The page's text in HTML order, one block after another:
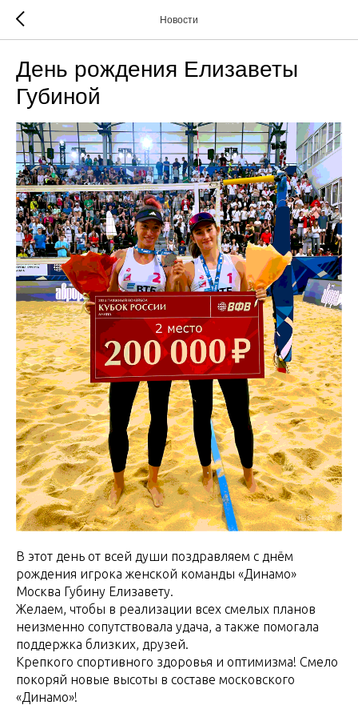
Новости
День рождения Елизаветы
Губиной
В этот день от всей души поздравляем с днём
рождения игрока женской команды «Динамо»
Москва Губину Елизавету.
Желаем, чтобы в реализации всех смелых планов
неизменно сопутствовала удача, а также помогала
поддержка близких, друзей.
Крепкого спортивного здоровья и оптимизма! Смело
покоряй новые высоты в составе московского
«Динамо»!